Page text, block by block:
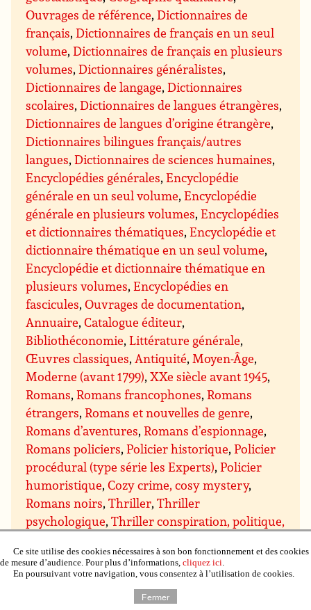
Ouvrages de référence,Dictionnaires de
français,Dictionnaires de français en un seul
volume,Dictionnaires de français en plusieurs
volumes,Dictionnaires généralistes,
Dictionnaires de langage,Dictionnaires
scolaires,Dictionnaires de langues étrangères,
Dictionnaires de langues d’origine étrangère,
Dictionnaires bilingues français/autres
langues,Dictionnaires de sciences humaines,
Encyclopédies générales,Encyclopédie
générale en un seul volume,Encyclopédie
générale en plusieurs volumes,Encyclopédies
et dictionnaires thématiques,Encyclopédie et
dictionnaire thématique en un seul volume,
Encyclopédie et dictionnaire thématique en
plusieurs volumes,Encyclopédies en
fascicules,Ouvrages de documentation,
Annuaire,Catalogue éditeur,
Bibliothéconomie,Littérature générale,
Œuvres classiques, Antiquité, Moyen-Âge,
Moderne (avant 1799),XXe siècle avant 1945,
Romans,Romans francophones,Romans
étrangers,Romans et nouvelles de genre,
Romans d’aventures,Romans d’espionnage,
Romans policiers,Policier historique,Policier
procédural (type série les Experts),Policier
humoristique,Cozy crime, cosy mystery,
Romans noirs,Thriller,Thriller
psychologique,Thriller conspiration, politique,
scientifique,Thriller juridique et financier,
Thriller ésotérique,Romans d’amour, romans
Sentimental contemporain
Ce site utilise des cookies nécessaires à son bon fonctionnement et des cookies
de mesure d’audience. Pour plus d’informations, cliquez ici.
En poursuivant votre navigation, vous consentez à l’utilisation de cookies.
Fermer